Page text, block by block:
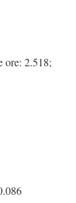
ore: 2.518;